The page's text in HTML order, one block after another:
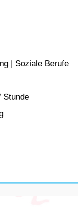
| Soziale Berufe
Stunde